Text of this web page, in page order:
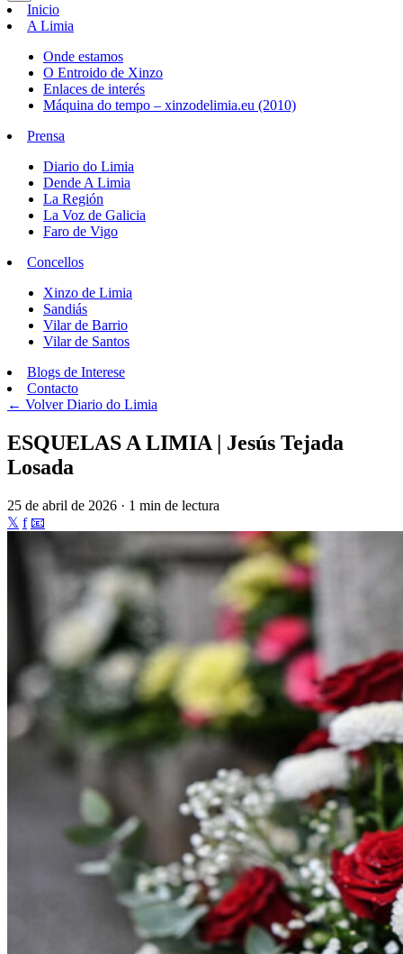
Inicio
A Limia
Onde estamos
O Entroido de Xinzo
Enlaces de interés
Máquina do tempo – xinzodelimia.eu (2010)
Prensa
Diario do Limia
Dende A Limia
La Región
La Voz de Galicia
Faro de Vigo
Concellos
Xinzo de Limia
Sandiás
Vilar de Barrio
Vilar de Santos
Blogs de Interese
Contacto
← VolverDiario do Limia
ESQUELAS A LIMIA | Jesús Tejada
Losada
25 de abril de 2026 · 1 min de lectura
𝕏 f 📧